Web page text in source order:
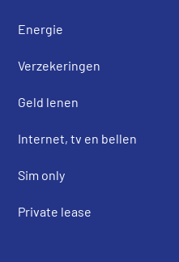
Energie
Verzekeringen
Geld lenen
Internet, tv en bellen
Sim only
Private lease